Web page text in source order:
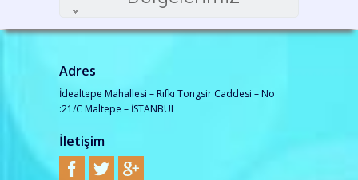
Adres
İdealtepe Mahallesi – Rıfkı Tongsir Caddesi – No
:21/C Maltepe – İSTANBUL
İletişim